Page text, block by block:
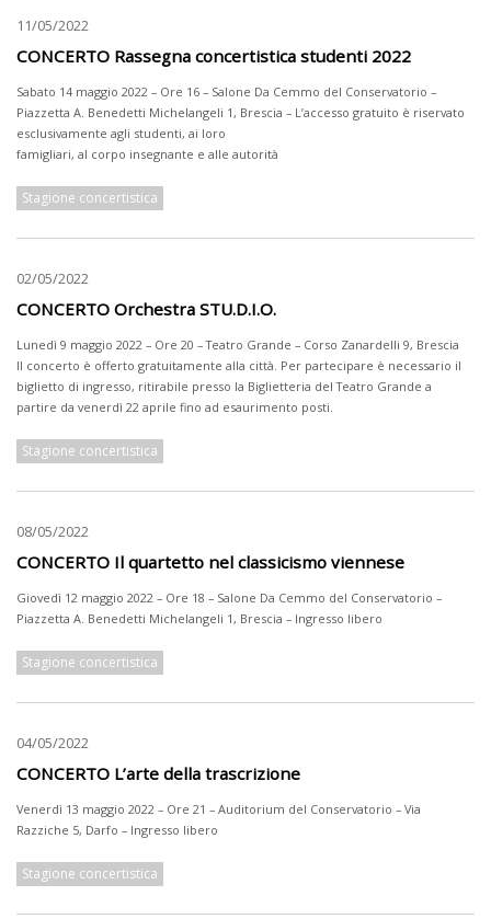
11/05/2022
CONCERTO Rassegna concertistica studenti 2022
Sabato 14 maggio 2022 – Ore 16 – Salone Da Cemmo del Conservatorio –
Piazzetta A. Benedetti Michelangeli 1, Brescia – L’accesso gratuito è riservato
esclusivamente agli studenti, ai loro
famigliari, al corpo insegnante e alle autorità
Stagione concertistica
02/05/2022
CONCERTO Orchestra STU.D.I.O.
Lunedì 9 maggio 2022 – Ore 20 – Teatro Grande – Corso Zanardelli 9, Brescia
Il concerto è offerto gratuitamente alla città. Per partecipare è necessario il
biglietto di ingresso, ritirabile presso la Biglietteria del Teatro Grande a
partire da venerdì 22 aprile fino ad esaurimento posti.
Stagione concertistica
08/05/2022
CONCERTO Il quartetto nel classicismo viennese
Giovedì 12 maggio 2022 – Ore 18 – Salone Da Cemmo del Conservatorio –
Piazzetta A. Benedetti Michelangeli 1, Brescia – Ingresso libero
Stagione concertistica
04/05/2022
CONCERTO L’arte della trascrizione
Venerdì 13 maggio 2022 – Ore 21 – Auditorium del Conservatorio – Via
Razziche 5, Darfo – Ingresso libero
Stagione concertistica